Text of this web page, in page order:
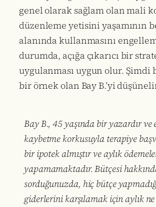
genel olarak sağlam olan mali
düzenleme yetisini yaşamının
alanında kullanmasını
durumda, açığa çıkarıcı bir
uygulanması uygun olur. Şimdi
bir örnek olan Bay B.’yi
Bay B., 45 yaşında bir yazardır ve
kaybetme korkusuyla terapiye
bir ipotek almıştır ve aylık
yapamamaktadır. Bütçesi
sorduğunuzda, hiç bütçe
giderlerini karşılamak için aylık